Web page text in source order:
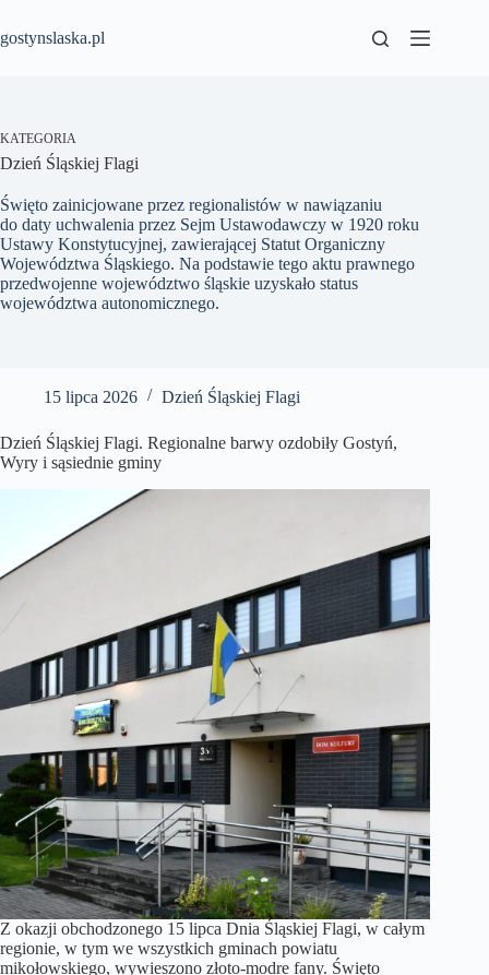
treści
gostynslaska.pl
KATEGORIA
Dzień Śląskiej Flagi
Święto zainicjowane przez regionalistów w nawiązaniu
do daty uchwalenia przez Sejm Ustawodawczy w 1920 roku
Ustawy Konstytucyjnej, zawierającej Statut Organiczny
Województwa Śląskiego. Na podstawie tego aktu prawnego
przedwojenne województwo śląskie uzyskało status
województwa autonomicznego.
15 lipca 2026 Dzień Śląskiej Flagi
Dzień Śląskiej Flagi. Regionalne barwy ozdobiły Gostyń,
Wyry i sąsiednie gminy
Z okazji obchodzonego 15 lipca Dnia Śląskiej Flagi, w całym
regionie, w tym we wszystkich gminach powiatu
mikołowskiego, wywieszono złoto-modre fany. Święto